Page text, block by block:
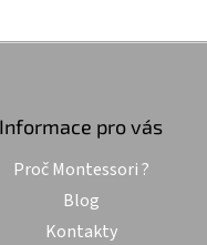
Informace pro vás
Proč Montessori ?
Blog
Kontakty